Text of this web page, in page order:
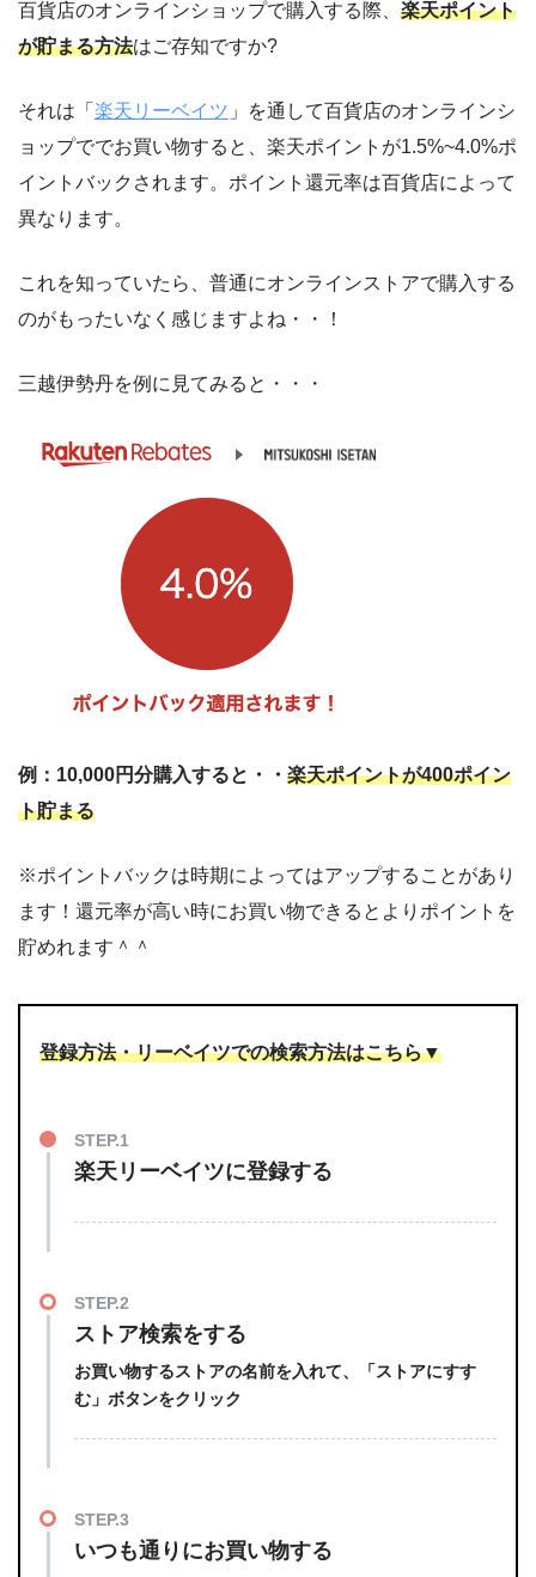
百貨店のオンラインショップで購入する際、 楽天ポイント
が貯まる方法はご存知ですか?
それは「 楽天リーベイツ 」を通して百貨店のオンラインシ
ョップででお買い物すると、楽天ポイントが1.5%~4.0%ポ
イントバックされます。ポイント還元率は百貨店によって
異なります。
これを知っていたら、普通にオンラインストアで購入する
のがもったいなく感じますよね・・！
三越伊勢丹を例に見てみると・・・
例：10,000円分購入すると・・ 楽天ポイントが400ポイン
ト貯まる
※ポイントバックは時期によってはアップすることがあり
ます！還元率が高い時にお買い物できるとよりポイントを
貯めれます＾＾
登録方法・リーベイツでの検索方法はこちら▼
STEP.1
楽天リーベイツに登録する
STEP.2
ストア検索をする
お買い物するストアの名前を入れて、「ストアにすす
む」ボタンをクリック
STEP.3
いつも通りにお買い物する